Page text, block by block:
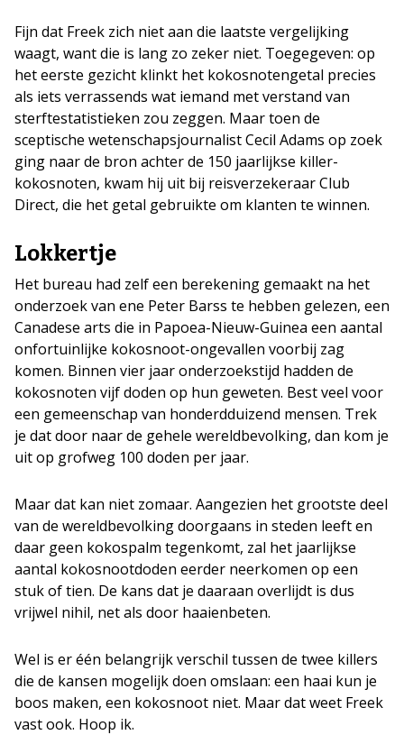
Fijn dat Freek zich niet aan die laatste vergelijking
waagt, want die is lang zo zeker niet. Toegegeven: op
het eerste gezicht klinkt het kokosnotengetal precies
als iets verrassends wat iemand met verstand van
sterftestatistieken zou zeggen. Maar toen de
sceptische wetenschapsjournalist Cecil Adams op zoek
ging naar de bron achter de 150 jaarlijkse killer-
kokosnoten, kwam hij uit bij reisverzekeraar Club
Direct, die het getal gebruikte om klanten te winnen.
Lokkertje
Het bureau had zelf een berekening gemaakt na het
onderzoek van ene Peter Barss te hebben gelezen, een
Canadese arts die in Papoea-Nieuw-Guinea een aantal
onfortuinlijke kokosnoot-ongevallen voorbij zag
komen. Binnen vier jaar onderzoekstijd hadden de
kokosnoten vijf doden op hun geweten. Best veel voor
een gemeenschap van honderdduizend mensen. Trek
je dat door naar de gehele wereldbevolking, dan kom je
uit op grofweg 100 doden per jaar.
Maar dat kan niet zomaar. Aangezien het grootste deel
van de wereldbevolking doorgaans in steden leeft en
daar geen kokospalm tegenkomt, zal het jaarlijkse
aantal kokosnootdoden eerder neerkomen op een
stuk of tien. De kans dat je daaraan overlijdt is dus
vrijwel nihil, net als door haaienbeten.
Wel is er één belangrijk verschil tussen de twee killers
die de kansen mogelijk doen omslaan: een haai kun je
boos maken, een kokosnoot niet. Maar dat weet Freek
vast ook. Hoop ik.